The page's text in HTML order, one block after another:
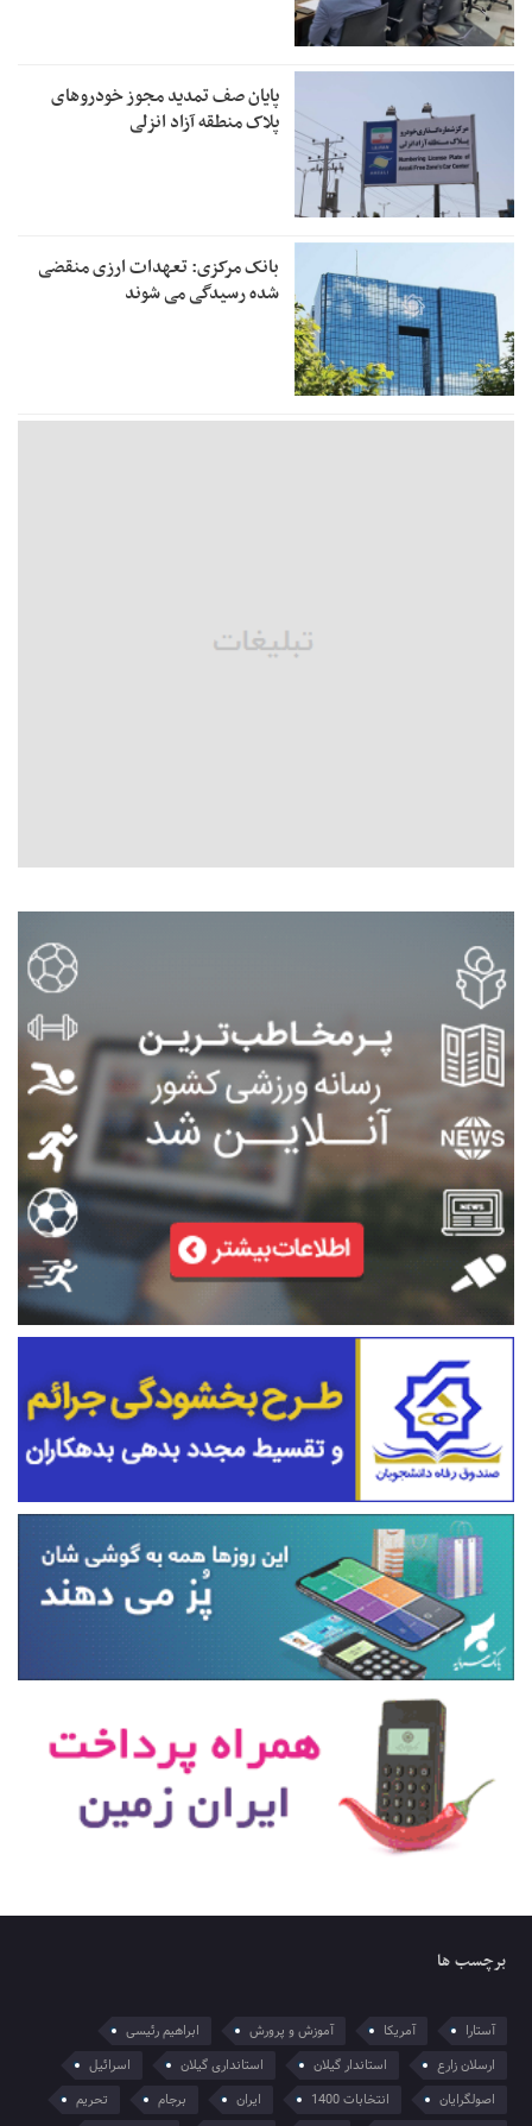
پایان صف تمدید مجوز خودروهای
پلاک منطقه آزاد انزلی
بانک مرکزی: تعهدات ارزی منقضی
شده رسیدگی می شوند
برچسب ها
آستارا آمریکا آموزش و پرورش
ابراهیم رئیسی
ارسلان زارع
استاندار گیلان استانداری گیلان
اسرائیل
اصولگرایان
انتخابات 1400 ایران برجام
تحریم